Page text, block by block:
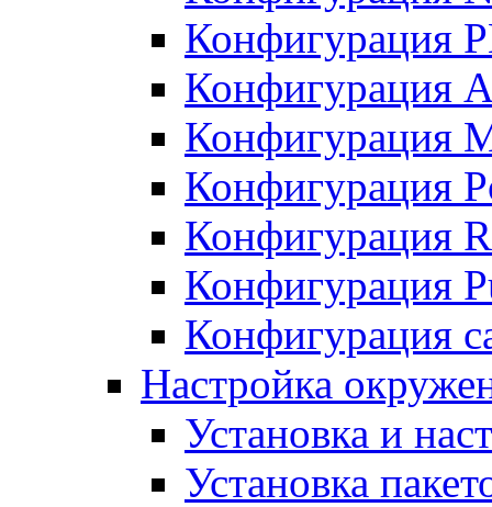
Конфигурация
Конфигурация
Конфигурация
Конфигурация
Конфигурация
Конфигурация
Конфигурация
Настройка
Установка и
Установка